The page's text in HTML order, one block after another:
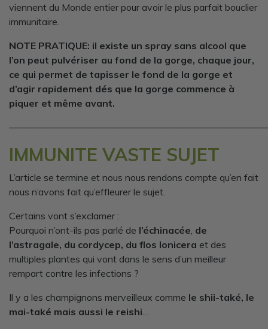
viennent du Monde entier pour avoir le plus parfait bouclier
immunitaire.
NOTE PRATIQUE: il existe un spray sans alcool que
l’on peut pulvériser au fond de la gorge, chaque jour,
ce qui permet de tapisser le fond de la gorge et
d’agir rapidement dés que la gorge commence à
piquer et même avant.
IMMUNITE VASTE SUJET
L’article se termine et nous nous rendons compte qu’en fait
nous n’avons fait qu’effleurer le sujet.
Certains vont s’exclamer :
Pourquoi n’ont-ils pas parlé de l’échinacée de
l’astragale, du cordycep, du flos lonicera et des
multiples plantes qui vont dans le sens d’un meilleur
rempart contre les infections ?
Il y a les champignons merveilleux comme le shii-také, le
mai-také mais aussi le reishi